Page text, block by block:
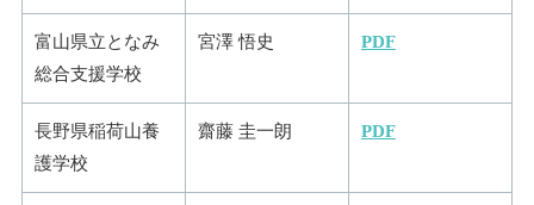
富山県立となみ
総合支援学校
宮澤 悟史 PDF
長野県稲荷山養
護学校
齋藤 圭一朗 PDF